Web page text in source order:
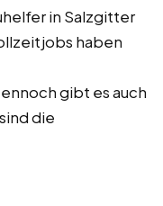
in Salzgitter
haben
gibt es auch
die